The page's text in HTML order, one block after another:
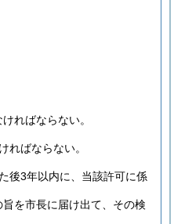
ればならない。
ればならない。
後3年以内に、当該許可に係
を市長に届け出て、その検